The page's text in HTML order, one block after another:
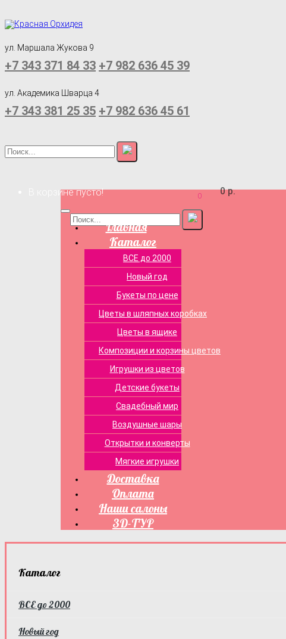
ул. Маршала Жукова 9
+7 343 371 84 33 +7 982 636 45 39
ул. Академика Шварца 4
+7 343 381 25 35 +7 982 636 45 61
0 0 р.
В корзине пусто!
Главная
Каталог
ВСЕ до 2000
Новый год
Букеты по цене
Цветы в шляпных коробках
Цветы в ящике
Композиции и корзины цветов
Игрушки из цветов
Детские букеты
Свадебный мир
Воздушные шары
Открытки и конверты
Мягкие игрушки
Доставка
Оплата
Наши салоны
3D-ТУР
Каталог
ВСЕ до 2000
Новый год